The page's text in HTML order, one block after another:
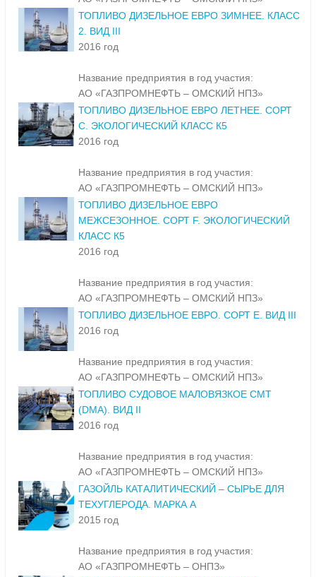
ТОПЛИВО ДИЗЕЛЬНОЕ ЕВРО ЗИМНЕЕ. КЛАСС
2. ВИД III
2016 год
Название предприятия в год участия:
АО «ГАЗПРОМНЕФТЬ – ОМСКИЙ НПЗ»
ТОПЛИВО ДИЗЕЛЬНОЕ ЕВРО ЛЕТНЕЕ. СОРТ
С. ЭКОЛОГИЧЕСКИЙ КЛАСС К5
2016 год
Название предприятия в год участия:
АО «ГАЗПРОМНЕФТЬ – ОМСКИЙ НПЗ»
ТОПЛИВО ДИЗЕЛЬНОЕ ЕВРО
МЕЖСЕЗОННОЕ. СОРТ F. ЭКОЛОГИЧЕСКИЙ
КЛАСС К5
2016 год
Название предприятия в год участия:
АО «ГАЗПРОМНЕФТЬ – ОМСКИЙ НПЗ»
ТОПЛИВО ДИЗЕЛЬНОЕ ЕВРО. СОРТ Е. ВИД III
2016 год
Название предприятия в год участия:
АО «ГАЗПРОМНЕФТЬ – ОМСКИЙ НПЗ»
ТОПЛИВО СУДОВОЕ МАЛОВЯЗКОЕ СМТ
(DMA). ВИД II
2016 год
Название предприятия в год участия:
АО «ГАЗПРОМНЕФТЬ – ОМСКИЙ НПЗ»
ГАЗОЙЛЬ КАТАЛИТИЧЕСКИЙ – СЫРЬЕ ДЛЯ
ТЕХУГЛЕРОДА. МАРКА А
2015 год
Название предприятия в год участия:
АО «ГАЗПРОМНЕФТЬ – ОНПЗ»